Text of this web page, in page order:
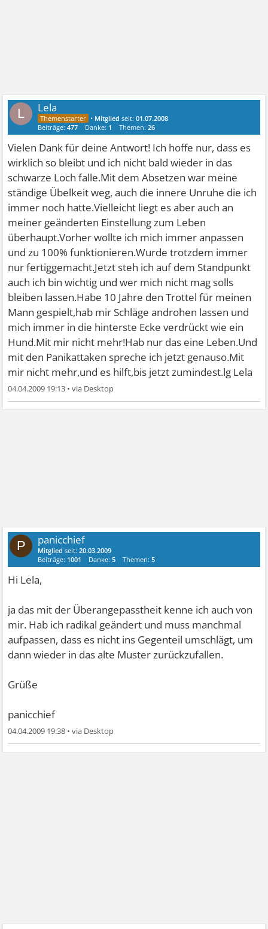
L Lela
• Mitglied seit:01.07.2008
Beiträge:477 Danke: 1 Themen:26
Vielen Dank für deine Antwort! Ich hoffe nur, dass es
wirklich so bleibt und ich nicht bald wieder in das
schwarze Loch falle.Mit dem Absetzen war meine
ständige Übelkeit weg, auch die innere Unruhe die ich
immer noch hatte.Vielleicht liegt es aber auch an
meiner geänderten Einstellung zum Leben
überhaupt.Vorher wollte ich mich immer anpassen
und zu 100% funktionieren.Wurde trotzdem immer
nur fertiggemacht.Jetzt steh ich auf dem Standpunkt
auch ich bin wichtig und wer mich nicht mag solls
bleiben lassen.Habe 10 Jahre den Trottel für meinen
Mann gespielt,hab mir Schläge androhen lassen und
mich immer in die hinterste Ecke verdrückt wie ein
Hund.Mit mir nicht mehr!Hab nur das eine Leben.Und
mit den Panikattaken spreche ich jetzt genauso.Mit
mir nicht mehr,und es hilft,bis jetzt zumindest.lg Lela
04.04.2009 19:13 •
P panicchief
Mitglied seit:20.03.2009
Beiträge: 1001 Danke:5 Themen:5
Hi Lela,
ja das mit der Überangepasstheit kenne ich auch von
mir. Hab ich radikal geändert und muss manchmal
aufpassen, dass es nicht ins Gegenteil umschlägt, um
dann wieder in das alte Muster zurückzufallen.
Grüße
panicchief
04.04.2009 19:38 •